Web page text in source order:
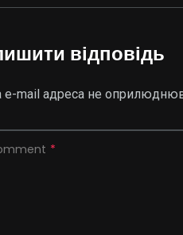
відповідь
e-mail адреса не
*